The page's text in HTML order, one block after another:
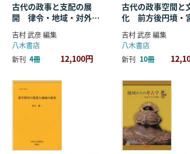
古代の政事と支配の展
開 律令・地域・対外関
係
吉村 武彦 編集
八木書店
新刊 4冊 12,100円
古代の政事空間と
化 前方後円墳・
ことば
吉村 武彦 編集
八木書店
新刊 10冊